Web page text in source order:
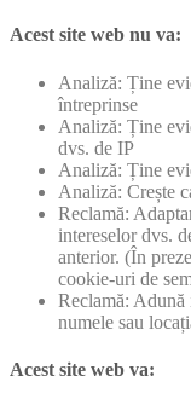
Acest site web nu va:
Analiză: Ține
întreprinse
Analiză: Ține
dvs. de IP
Analiză: Ține
Analiză: Crește
Reclamă:
intereselor dvs.
anterior. (În
cookie-uri de
Reclamă:
numele sau
Acest site web va: